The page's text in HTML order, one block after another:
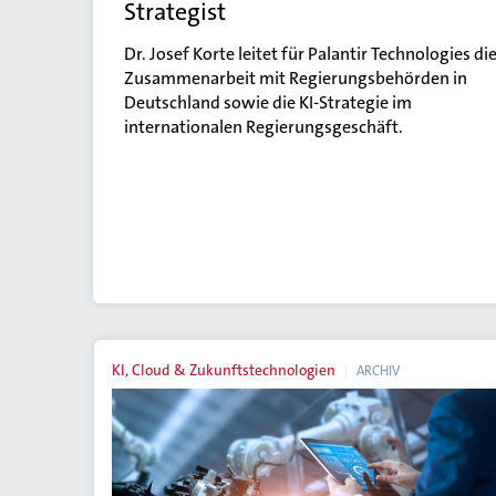
Strategist
Dr. Josef Korte leitet für Palantir Technologies die
Zusammenarbeit mit Regierungsbehörden in
Deutschland sowie die KI-Strategie im
internationalen Regierungsgeschäft.
KI, Cloud & Zukunftstechnologien ARCHIV